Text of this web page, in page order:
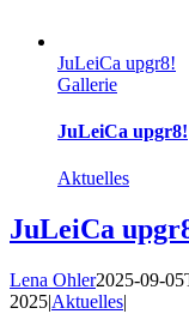
JuLeiCa upgr8!
Gallerie
JuLeiCa upgr8!
Aktuelles
JuLeiCa
Lena Ohler2025-09-
2025|Aktuelles|